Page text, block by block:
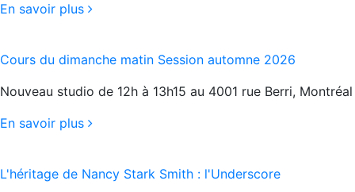
En savoir plus
Cours du dimanche matin Session automne 2026
Nouveau studio de 12h à 13h15 au 4001 rue Berri, Montréal
En savoir plus
L'héritage de Nancy Stark Smith : l'Underscore